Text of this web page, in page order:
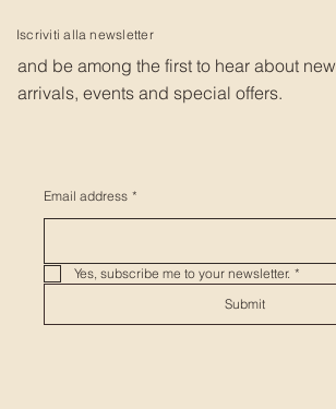
Iscriviti alla newsletter
and be among the first to hear about new
arrivals, events and special offers.
Email address *
Yes, subscribe me to your newsletter. *
Submit